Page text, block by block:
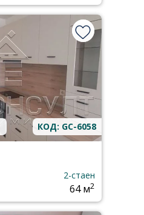
КОД: GC-6058
2-стаен
64 м2